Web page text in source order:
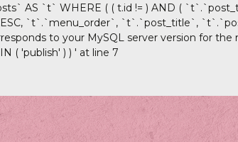
AS `t` WHERE ( ( t.id != ) AND (
`t`.`menu_order`, `t`.`post_title`,
to your MySQL server version for the
( 'publish' ) ) ' at line 7